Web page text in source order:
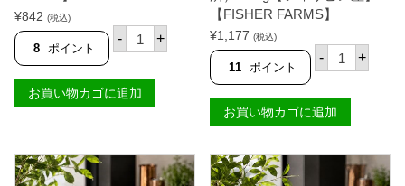
【
I
H
E
R
R
ク
ハ
ー
ブ
2
0
0
【
¥842 (税込)
8 ポイント
- フ
ィ
ャ
ー
ム
+
お買い物カゴに追加
【FISHER FARMS】
¥1,177 (税込)
11 ポイント
- バ
ゴ
ラ
イ
（
+
お買い物カゴに追加